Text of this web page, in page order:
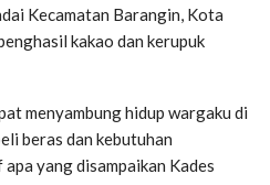
Kecamatan Barangin, Kota
kakao dan kerupuk
menyambung hidup wargaku di
beras dan kebutuhan
apa yang disampaikan Kades